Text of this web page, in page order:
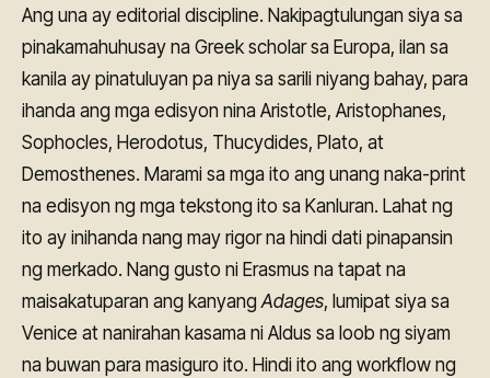
Ang una ay editorial discipline. Nakipagtulungan siya sa
pinakamahuhusay na Greek scholar sa Europa, ilan sa
kanila ay pinatuluyan pa niya sa sarili niyang bahay, para
ihanda ang mga edisyon nina Aristotle, Aristophanes,
Sophocles, Herodotus, Thucydides, Plato, at
Demosthenes. Marami sa mga ito ang unang naka-print
na edisyon ng mga tekstong ito sa Kanluran. Lahat ng
ito ay inihanda nang may rigor na hindi dati pinapansin
ng merkado. Nang gusto ni Erasmus na tapat na
maisakatuparan ang kanyangAdages, lumipat siya sa
Venice at nanirahan kasama ni Aldus sa loob ng siyam
na buwan para masiguro ito. Hindi ito ang workflow ng